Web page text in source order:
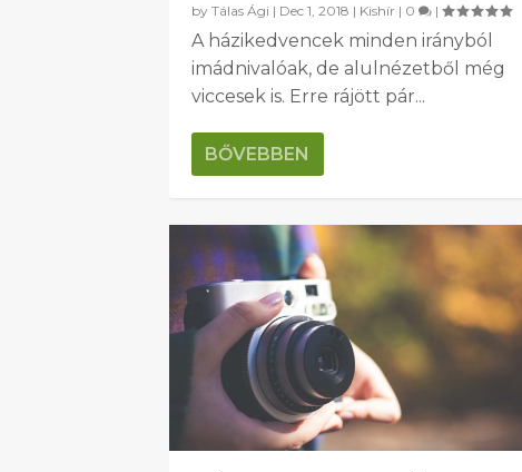
by Tálas Ági | Dec 1, 2018 | Kishír | 0 |
A házikedvencek minden irányból
imádnivalóak, de alulnézetből még
viccesek is. Erre rájött pár...
BŐVEBBEN